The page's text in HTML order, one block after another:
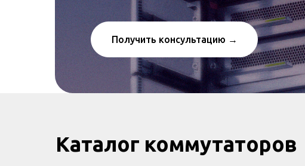
Получить консультацию →
Каталог коммутаторов